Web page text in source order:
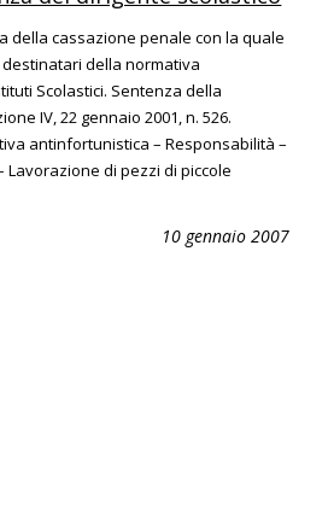
della cassazione penale con la quale
della normativa
Scolastici. Sentenza della
IV, 22 gennaio 2001, n. 526.
antinfortunistica – Responsabilità –
Lavorazione di pezzi di piccole
10 gennaio 2007